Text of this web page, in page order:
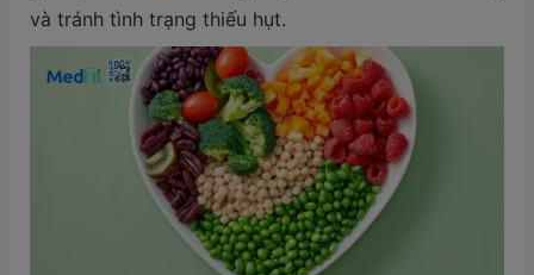
và tránh tình trạng thiếu hụt.